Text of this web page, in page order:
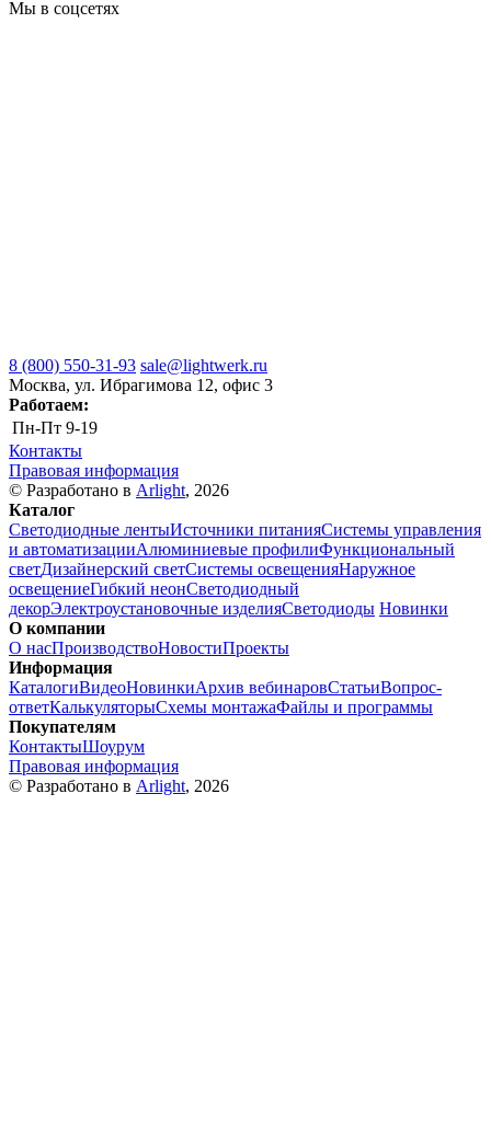
Мы в соцсетях
8 (800) 550-31-93 sale@lightwerk.ru
Москва, ул. Ибрагимова 12, офис 3
Работаем:
Пн-Пт 9-19
Контакты
Правовая информация
© Разработано в Arlight, 2026
Каталог
Светодиодные лентыИсточники питанияСистемы управления
и автоматизацииАлюминиевые профилиФункциональный
светДизайнерский светСистемы освещенияНаружное
освещениеГибкий неонСветодиодный
декорЭлектроустановочные изделияСветодиоды Новинки
О компании
О насПроизводствоНовостиПроекты
Информация
КаталогиВидеоНовинкиАрхив вебинаровСтатьиВопрос-
ответКалькуляторыСхемы монтажаФайлы и программы
Покупателям
КонтактыШоурум
Правовая информация
© Разработано в Arlight, 2026